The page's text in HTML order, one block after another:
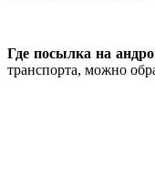
Где посылка на
транспорта, можно